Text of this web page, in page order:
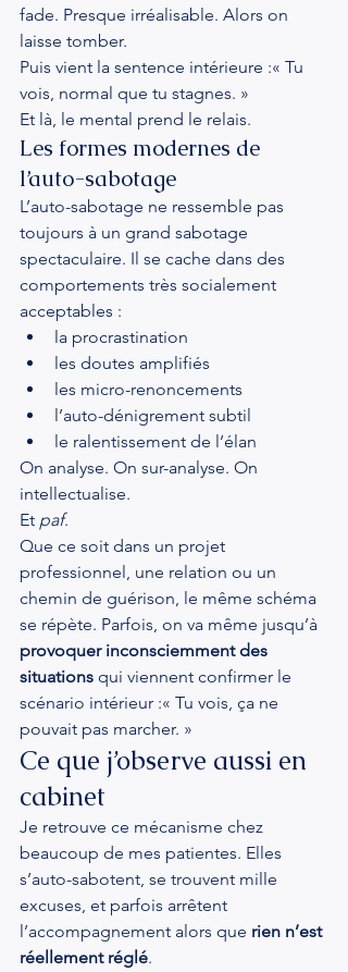
fade. Presque irréalisable. Alors on
laisse tomber.
Puis vient la sentence intérieure :« Tu
vois, normal que tu stagnes. »
Et là, le mental prend le relais.
Les formes modernes de
l’auto-sabotage
L’auto-sabotage ne ressemble pas
toujours à un grand sabotage
spectaculaire. Il se cache dans des
comportements très socialement
acceptables :
la procrastination
les doutes amplifiés
les micro-renoncements
l’auto-dénigrement subtil
le ralentissement de l’élan
On analyse. On sur-analyse. On
intellectualise.
Et paf.
Que ce soit dans un projet
professionnel, une relation ou un
chemin de guérison, le même schéma
se répète. Parfois, on va même jusqu’à
provoquer inconsciemment des
situations qui viennent confirmer le
scénario intérieur :« Tu vois, ça ne
pouvait pas marcher. »
Ce que j’observe aussi en
cabinet
Je retrouve ce mécanisme chez
beaucoup de mes patientes. Elles
s’auto-sabotent, se trouvent mille
excuses, et parfois arrêtent
l’accompagnement alors que rien n’est
réellement réglé.